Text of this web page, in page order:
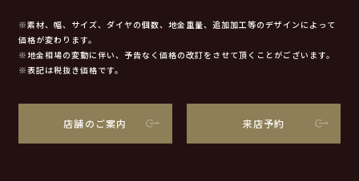
※素材、幅、サイズ、ダイヤの個数、地金重量、追加加工等のデザインによって
価格が変わります。
※地金相場の変動に伴い、予告なく価格の改訂をさせて頂くことがございます。
※表記は税抜き価格です。
店舗のご案内 来店予約